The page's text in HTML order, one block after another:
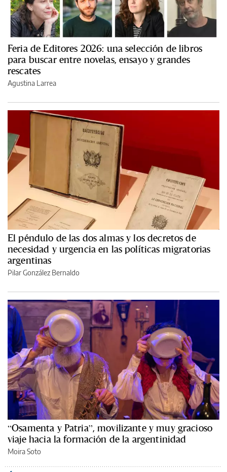
Feria de Editores 2026: una selección de libros
para buscar entre novelas, ensayo y grandes
rescates
Agustina Larrea
El péndulo de las dos almas y los decretos de
necesidad y urgencia en las políticas migratorias
argentinas
Pilar González Bernaldo
“Osamenta y Patria”, movilizante y muy gracioso
viaje hacia la formación de la argentinidad
Moira Soto